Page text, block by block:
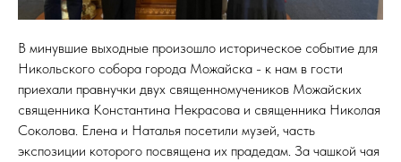
В минувшие выходные произошло историческое событие для
Никольского собора города Можайска - к нам в гости
приехали правнучки двух священномучеников Можайских
священника Константина Некрасова и священника Николая
Соколова. Елена и Наталья посетили музей, часть
экспозиции которого посвящена их прадедам. За чашкой чая